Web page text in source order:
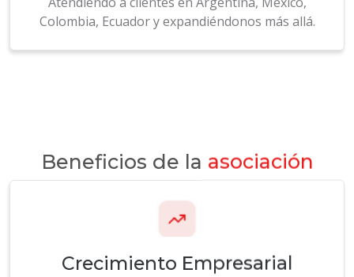
Crecimiento Empresarial
Expande tu negocio con nuestro completo
portafolio de productos y apoyo en marketing.